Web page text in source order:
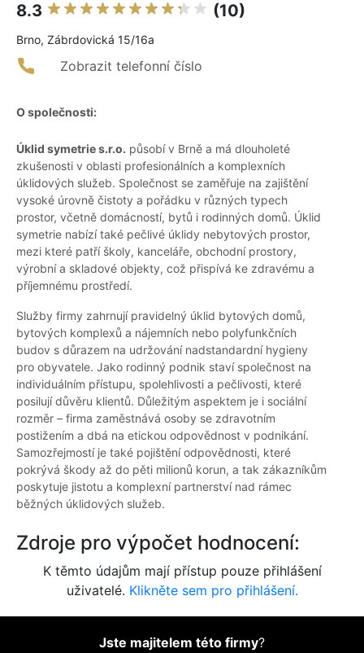
8.3 (10)
Brno, Zábrdovická 15/16a
Zobrazit telefonní číslo
O společnosti:
Úklid symetrie s.r.o. působí v Brně a má dlouholeté
zkušenosti v oblasti profesionálních a komplexních
úklidových služeb. Společnost se zaměřuje na zajištění
vysoké úrovně čistoty a pořádku v různých typech
prostor, včetně domácností, bytů i rodinných domů. Úklid
symetrie nabízí také pečlivé úklidy nebytových prostor,
mezi které patří školy, kanceláře, obchodní prostory,
výrobní a skladové objekty, což přispívá ke zdravému a
příjemnému prostředí.
Služby firmy zahrnují pravidelný úklid bytových domů,
bytových komplexů a nájemních nebo polyfunkčních
budov s důrazem na udržování nadstandardní hygieny
pro obyvatele. Jako rodinný podnik staví společnost na
individuálním přístupu, spolehlivosti a pečlivosti, které
posilují důvěru klientů. Důležitým aspektem je i sociální
rozměr – firma zaměstnává osoby se zdravotním
postižením a dbá na etickou odpovědnost v podnikání.
Samozřejmostí je také pojištění odpovědnosti, které
pokrývá škody až do pěti milionů korun, a tak zákazníkům
poskytuje jistotu a komplexní partnerství nad rámec
běžných úklidových služeb.
Zdroje pro výpočet hodnocení:
K těmto údajům mají přístup pouze přihlášení
uživatelé. Klikněte sem pro přihlášení.
Jste majitelem této firmy?